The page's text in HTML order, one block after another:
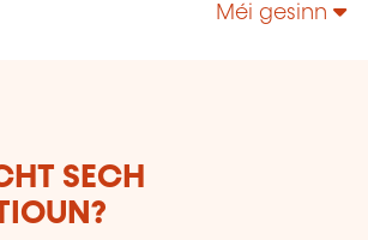
Méi gesinn
SECH